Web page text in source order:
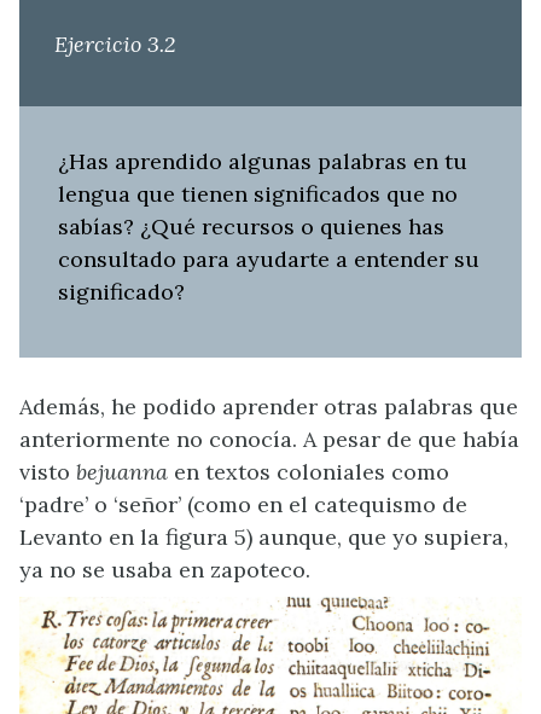
Ejercicio 3.2
¿Has aprendido algunas palabras en tu
lengua que tienen significados que no
sabías? ¿Qué recursos o quienes has
consultado para ayudarte a entender su
significado?
Además, he podido aprender otras palabras que
anteriormente no conocía. A pesar de que había
visto bejuanna en textos coloniales como
‘padre’ o ‘señor’ (como en el catequismo de
Levanto en la figura 5) aunque, que yo supiera,
ya no se usaba en zapoteco.